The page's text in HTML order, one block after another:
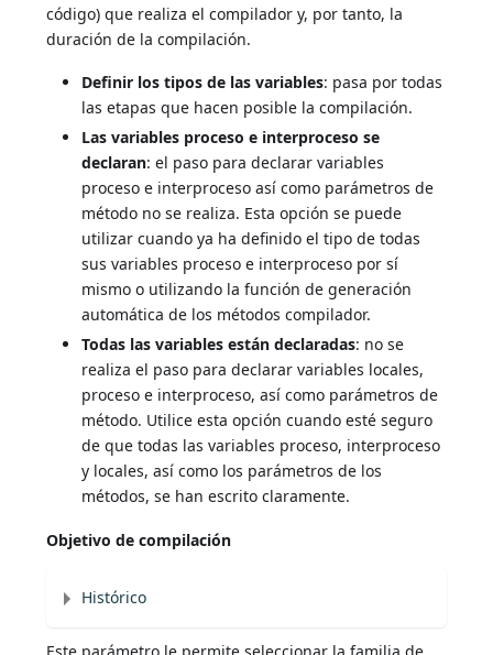
código) que realiza el compilador y, por tanto, la
duración de la compilación.
Definir los tipos de las variables: pasa por todas
las etapas que hacen posible la compilación.
Las variables proceso e interproceso se
declaran: el paso para declarar variables
proceso e interproceso así como parámetros de
método no se realiza. Esta opción se puede
utilizar cuando ya ha definido el tipo de todas
sus variables proceso e interproceso por sí
mismo o utilizando la función de generación
automática de los métodos compilador.
Todas las variables están declaradas: no se
realiza el paso para declarar variables locales,
proceso e interproceso, así como parámetros de
método. Utilice esta opción cuando esté seguro
de que todas las variables proceso, interproceso
y locales, así como los parámetros de los
métodos, se han escrito claramente.
Objetivo de compilación
Histórico
Este parámetro le permite seleccionar la familia de